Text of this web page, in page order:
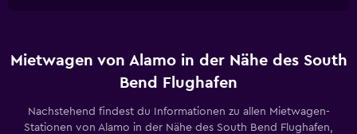
Mietwagen von Alamo in der Nähe des South
Bend Flughafen
Nachstehend findest du Informationen zu allen Mietwagen-
Stationen von Alamo in der Nähe des South Bend Flughafen,